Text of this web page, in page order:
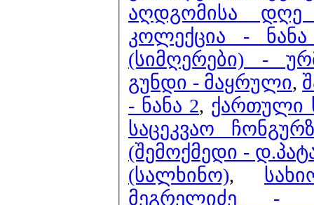
აღდგომისა
კოლექცია -
(სიმღერები) -
გუნდი - მაყრული,
- ნანა 2, ქართული
საცეკვაო
(შემოქმედი -
(სალხინო),
მეგრელიძე -